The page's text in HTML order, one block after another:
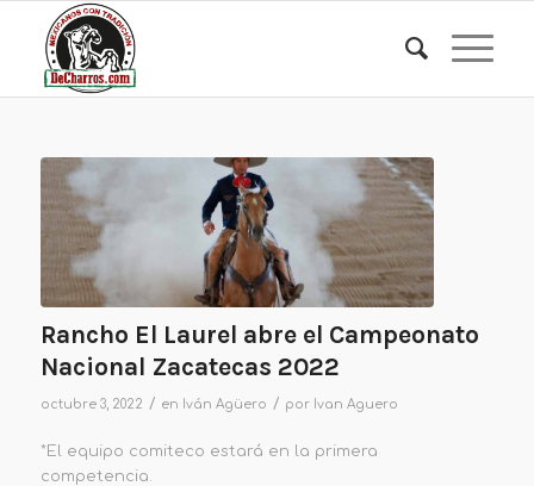
Rancho El Laurel abre el Campeonato
Nacional Zacatecas 2022
octubre 3, 2022 / en Iván Agüero / por Ivan Aguero
*El equipo comiteco estará en la primera
competencia.